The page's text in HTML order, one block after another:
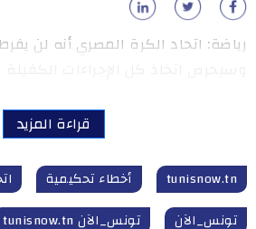
رياضة: اتحاد الكرة المصري أنه لن
قراءة المزيد
tunisnow.tn أخطاء تحكيمية
تونس_الآن
تونس_الآن tunisnow.tn